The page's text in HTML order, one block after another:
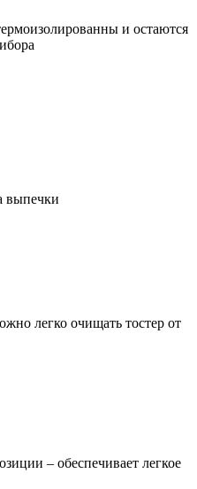
и остаются
выпечки
легко очищать тостер от
– обеспечивает легкое